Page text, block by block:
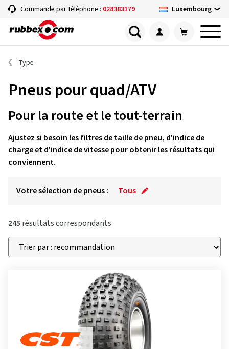
Commande par téléphone : 028383179 Luxembourg
Type
Pneus pour quad/ATV
Pour la route et le tout-terrain
Ajustez si besoin les filtres de taille de pneu, d'indice de
charge et d'indice de vitesse pour obtenir les résultats qui
conviennent.
Votre sélection de pneus : Tous
245 résultats correspondants